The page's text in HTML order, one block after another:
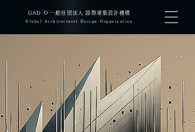
Global Architectural Design Organization
​GAD-O 一般社団法人 国際建築設計機構